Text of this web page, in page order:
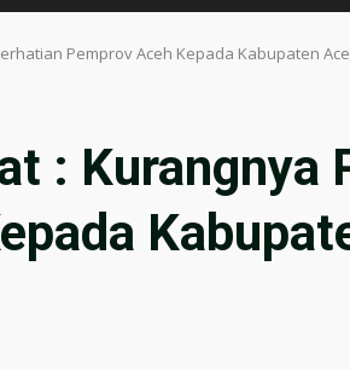
Pemprov Aceh Kepada Kabupaten
: Kurangnya